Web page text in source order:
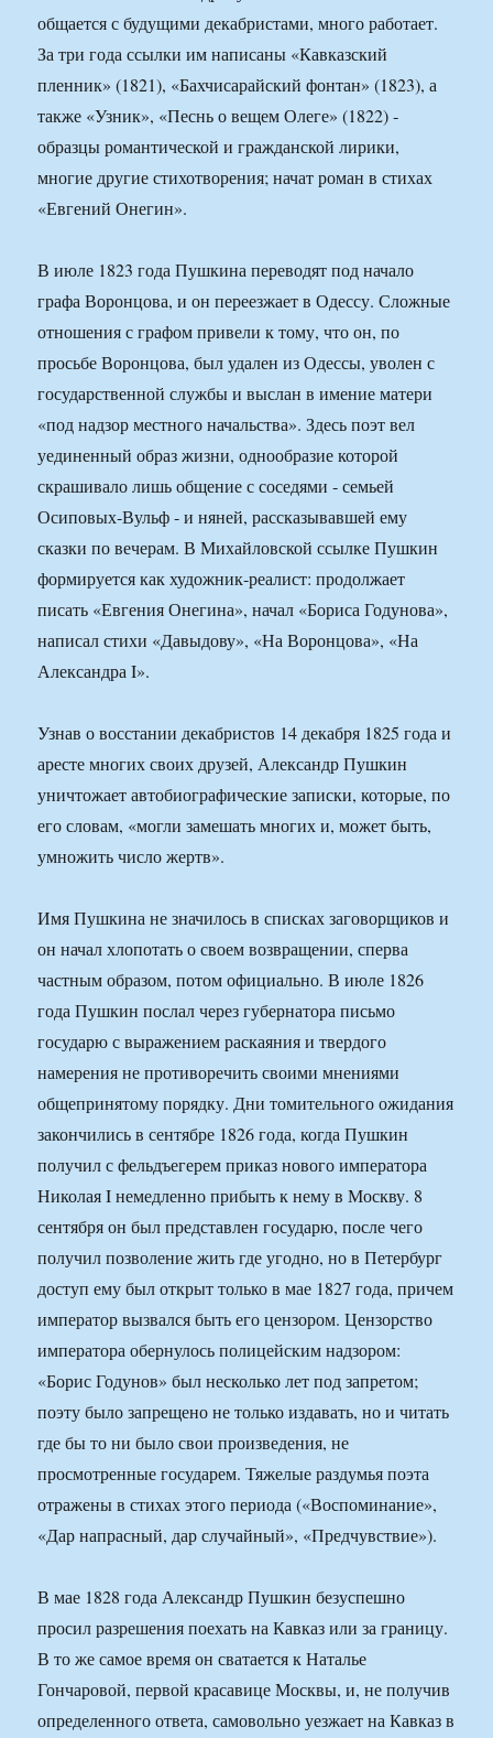
общается с будущими декабристами, много работает.
За три года ссылки им написаны «Кавказский
пленник» (1821), «Бахчисарайский фонтан» (1823), а
также «Узник», «Песнь о вещем Олеге» (1822) ‑
образцы романтической и гражданской лирики,
многие другие стихотворения; начат роман в стихах
«Евгений Онегин».
В июле 1823 года Пушкина переводят под начало
графа Воронцова, и он переезжает в Одессу. Сложные
отношения с графом привели к тому, что он, по
просьбе Воронцова, был удален из Одессы, уволен с
государственной службы и выслан в имение матери
«под надзор местного начальства». Здесь поэт вел
уединенный образ жизни, однообразие которой
скрашивало лишь общение с соседями ‑ семьей
Осиповых‑Вульф ‑ и няней, рассказывавшей ему
сказки по вечерам. В Михайловской ссылке Пушкин
формируется как художник‑реалист: продолжает
писать «Евгения Онегина», начал «Бориса Годунова»,
написал стихи «Давыдову», «На Воронцова», «На
Александра I».
Узнав о восстании декабристов 14 декабря 1825 года и
аресте многих своих друзей, Александр Пушкин
уничтожает автобиографические записки, которые, по
его словам, «могли замешать многих и, может быть,
умножить число жертв».
Имя Пушкина не значилось в списках заговорщиков и
он начал хлопотать о своем возвращении, сперва
частным образом, потом официально. В июле 1826
года Пушкин послал через губернатора письмо
государю с выражением раскаяния и твердого
намерения не противоречить своими мнениями
общепринятому порядку. Дни томительного ожидания
закончились в сентябре 1826 года, когда Пушкин
получил с фельдъегерем приказ нового императора
Николая I немедленно прибыть к нему в Москву. 8
сентября он был представлен государю, после чего
получил позволение жить где угодно, но в Петербург
доступ ему был открыт только в мае 1827 года, причем
император вызвался быть его цензором. Цензорство
императора обернулось полицейским надзором:
«Борис Годунов» был несколько лет под запретом;
поэту было запрещено не только издавать, но и читать
где бы то ни было свои произведения, не
просмотренные государем. Тяжелые раздумья поэта
отражены в стихах этого периода («Воспоминание»,
«Дар напрасный, дар случайный», «Предчувствие»).
В мае 1828 года Александр Пушкин безуспешно
просил разрешения поехать на Кавказ или за границу.
В то же самое время он сватается к Наталье
Гончаровой, первой красавице Москвы, и, не получив
определенного ответа, самовольно уезжает на Кавказ в